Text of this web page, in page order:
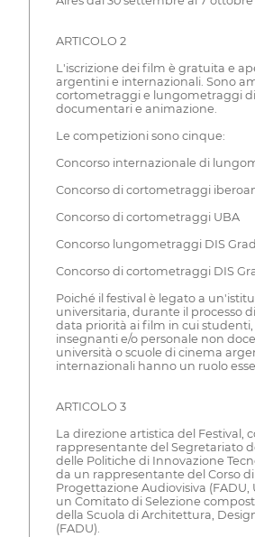
ARTICOLO 2
L'iscrizione dei film è gratuita e
argentini e internazionali. Sono
cortometraggi e lungometraggi
documentari e animazione.
Le competizioni sono cinque:
Concorso internazionale di
Concorso di cortometraggi
Concorso di cortometraggi UBA
Concorso lungometraggi DIS
Concorso di cortometraggi DIS
Poiché il festival è legato a
universitaria, durante il processo
data priorità ai film in cui studenti,
insegnanti e/o personale non
università o scuole di cinema
internazionali hanno un ruolo
ARTICOLO 3
La direzione artistica del Festival,
rappresentante del Segretariato
delle Politiche di Innovazione
da un rappresentante del Corso
Progettazione Audiovisiva (FADU,
un Comitato di Selezione
della Scuola di Architettura,
(FADU).